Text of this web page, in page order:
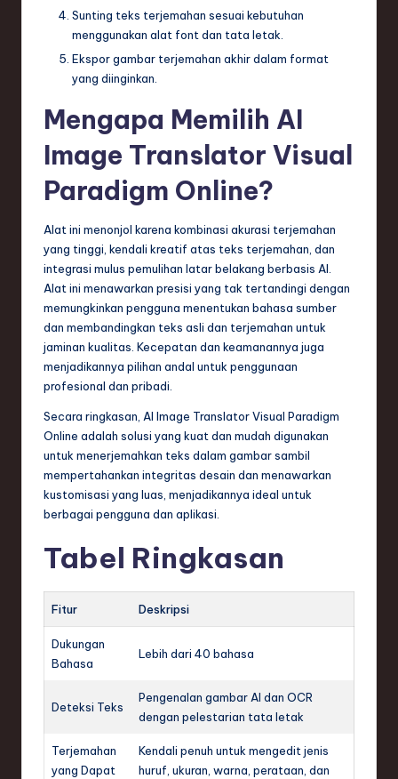
Sunting teks terjemahan sesuai kebutuhan
menggunakan alat font dan tata letak.
Ekspor gambar terjemahan akhir dalam format
yang diinginkan.
Mengapa Memilih AI
Image Translator Visual
Paradigm Online?
Alat ini menonjol karena kombinasi akurasi terjemahan
yang tinggi, kendali kreatif atas teks terjemahan, dan
integrasi mulus pemulihan latar belakang berbasis AI.
Alat ini menawarkan presisi yang tak tertandingi dengan
memungkinkan pengguna menentukan bahasa sumber
dan membandingkan teks asli dan terjemahan untuk
jaminan kualitas. Kecepatan dan keamanannya juga
menjadikannya pilihan andal untuk penggunaan
profesional dan pribadi.
Secara ringkasan, AI Image Translator Visual Paradigm
Online adalah solusi yang kuat dan mudah digunakan
untuk menerjemahkan teks dalam gambar sambil
mempertahankan integritas desain dan menawarkan
kustomisasi yang luas, menjadikannya ideal untuk
berbagai pengguna dan aplikasi.
Tabel Ringkasan
Fitur Deskripsi
Dukungan
Bahasa
Lebih dari 40 bahasa
Deteksi Teks
Pengenalan gambar AI dan OCR
dengan pelestarian tata letak
Terjemahan
yang Dapat
Kendali penuh untuk mengedit jenis
huruf, ukuran, warna, perataan, dan